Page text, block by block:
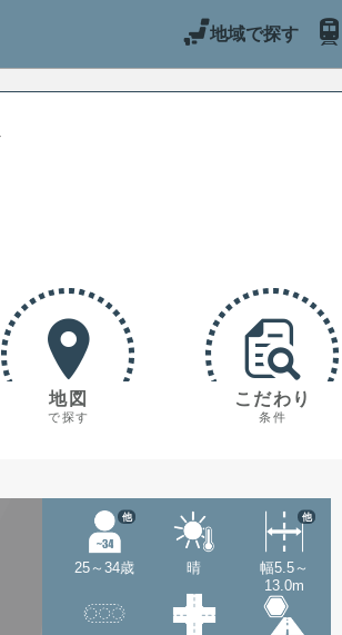
地域で探す
地図
で探す
こだわり
条件
25～34歳
他
晴
幅5.5～
13.0m
他